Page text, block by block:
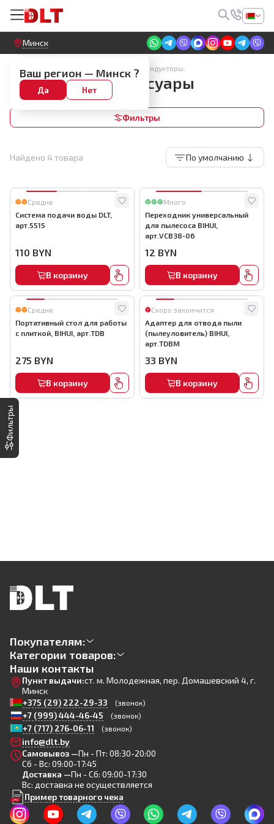
Круглосуточный! Прием заявок на сайте
Минск
Ваш регион — Минск ?
Да Нет
Кожухи для УШМ. Пылеуловители. Кондукторы.
Адаптеры и аксессуары
Фильтры
Найдено 4 товара По умолчанию
Фильтры
Средне
Система подачи воды DLT,
арт.5515
110 BYN
В корзину
Много
Переходник универсальный
для пылесоса BIHUI,
арт.VCB38-06
12 BYN
В корзину
Средне
Портативный стол для работы
с плиткой, BIHUI, арт.TDB
275 BYN
В корзину
Скоро закончится
Адаптер для отвода пыли
(пылеуловитель) BIHUI,
арт.TDBM
33 BYN
В корзину
Покупателям:
Категории товаров:
Наши контакты
Пункт выдачи:ст. м. Молодежная, пер. Домашевский 4, г.
Минск
+375 (29) 222-29-33
(звонок)
+7 (999) 444-46-45 (звонок)
+7 (717) 276-06-11 (звонок)
info@dlt.by
Самовывоз —Пн - Пт: 08:30-20:00
Сб - Вс: 09:00-17:45
Доставка —Пн - Сб: 09:00-17:30
Вс: доставка не осуществляется
Пример товарного чека